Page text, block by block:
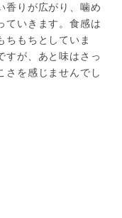
香りが広がり、噛め
ていきます。食感は
ちもちとしていま
すが、あと味はさっ
さを感じませんでし